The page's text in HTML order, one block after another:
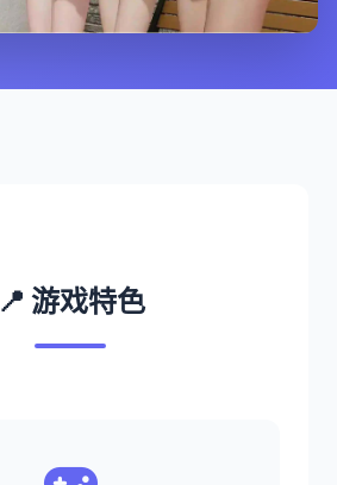
📍 游戏特色